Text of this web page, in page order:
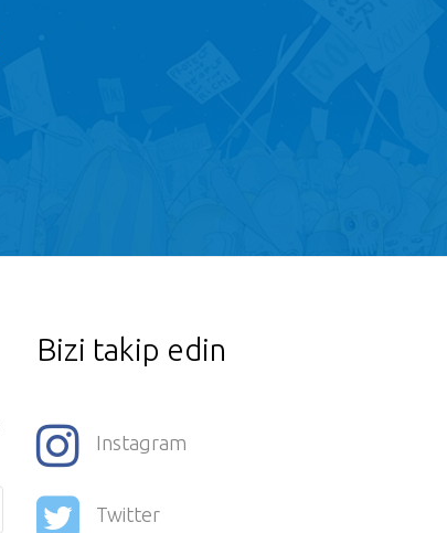
Bizi takip edin
Instagram
Twitter